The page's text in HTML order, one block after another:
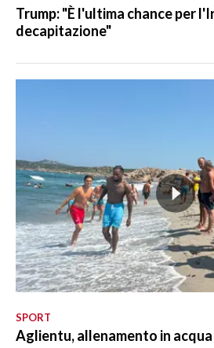
Trump: "È l'ultima chance per
decapitazione"
SPORT
Aglientu, allenamento in acqua